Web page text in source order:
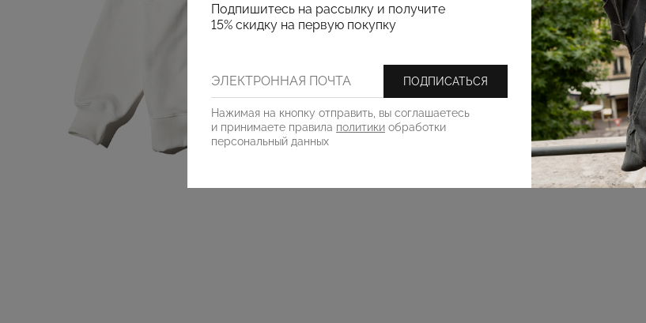
Подпишитесь на рассылку и получите
15% скидку на первую покупку
ПОДПИСАТЬСЯ
Нажимая на кнопку отправить, вы соглашаетесь
и принимаете правила политики обработки
персональный данных